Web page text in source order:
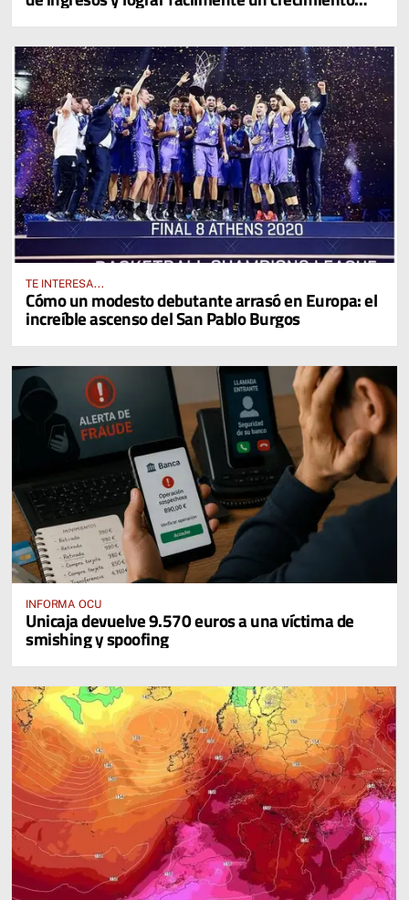
diario del 4% en sus activos digitales
TE INTERESA...
Cómo un modesto debutante arrasó en Europa: el
increíble ascenso del San Pablo Burgos
INFORMA OCU
Unicaja devuelve 9.570 euros a una víctima de
smishing y spoofing